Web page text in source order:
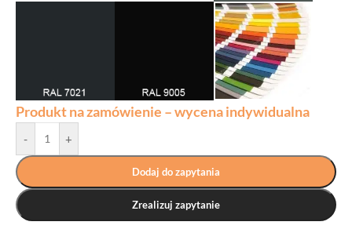
Produkt na zamówienie – wycena indywidualna
- +
Dodaj do zapytania
Zrealizuj zapytanie